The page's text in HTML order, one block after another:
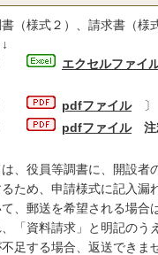
（様式２）、請求書（様
３ エクセルファイ
３ pdfファイル
〕
３ pdfファイル注
役員等調書に、開設者
め、申請様式に記入漏
て、郵送を希望される場
「資料請求」と明記の
足する場合、返送できま